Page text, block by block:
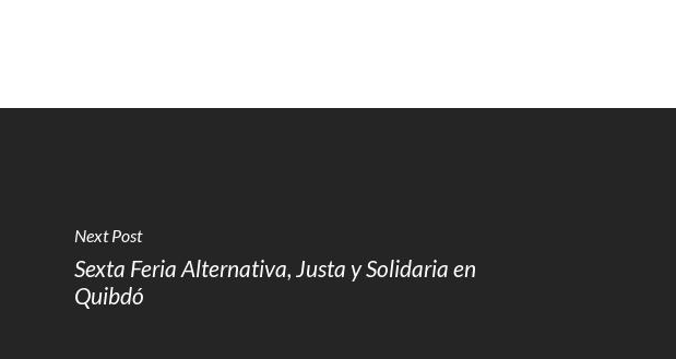
Next Post
Sexta Feria Alternativa, Justa y Solidaria en
Quibdó